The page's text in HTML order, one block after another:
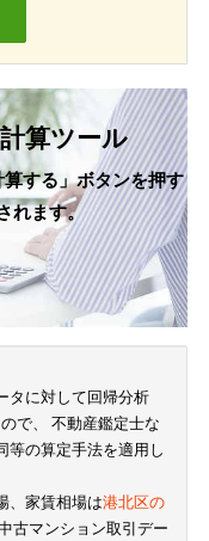
算ツール
算する」ボタンを押す
れます。
タに対して回帰分析
で、 不動産鑑定士な
等の算定手法を適用し
、家賃相場は港北区の
古マンション取引デー